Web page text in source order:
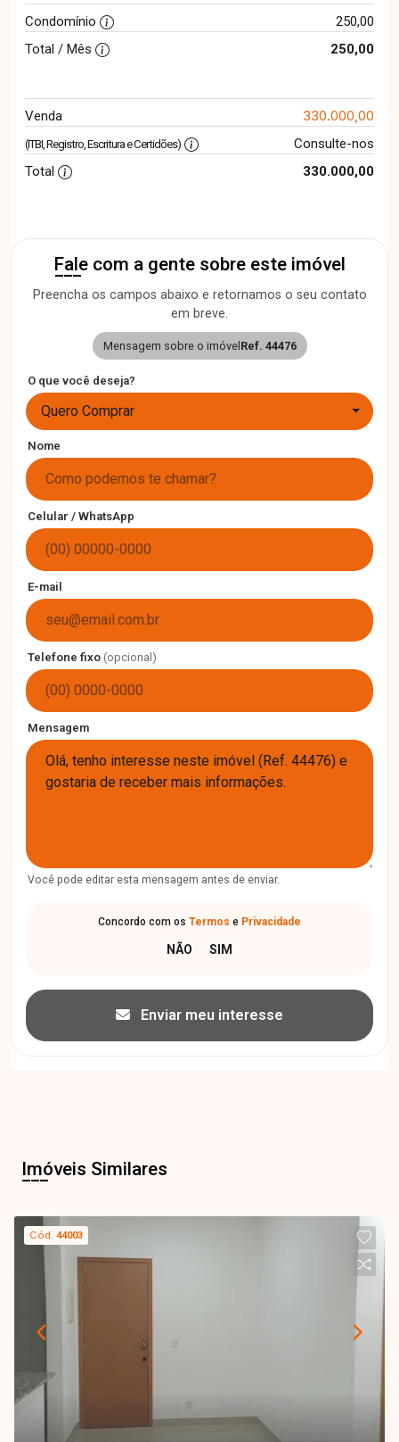
Condomínio
250,00
Total / Mês
250,00
Venda 330.000,00
(ITBI, Registro, Escritura e Certidões)
Consulte-nos
Total
330.000,00
Fale com a gente sobre este imóvel
Preencha os campos abaixo e retornamos o seu contato
em breve.
Mensagem sobre o imóvel Ref. 44476
O que você deseja?
Quero Comprar
Nome
Celular / WhatsApp
E-mail
Telefone fixo (opcional)
Mensagem
Você pode editar esta mensagem antes de enviar.
Concordo com os Termos e Privacidade
Enviar meu interesse
Imóveis Similares
Cód.44003